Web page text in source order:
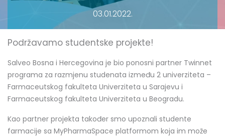
03.01.2022.
Podržavamo studentske projekte!
Salveo Bosna i Hercegovina je bio ponosni partner Twinnet
programa za razmjenu studenata između 2 univerziteta –
Farmaceutskog fakulteta Univerziteta u Sarajevu i
Farmaceutskog fakulteta Univerziteta u Beogradu.
Kao partner projekta također smo upoznali studente
farmacije sa MyPharmaSpace platformom koja im može